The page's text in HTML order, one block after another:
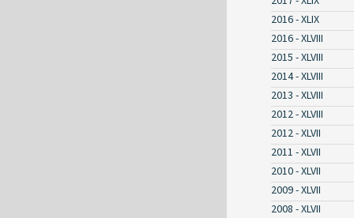
2016 - XLIX
2016 - XLVIII
2015 - XLVIII
2014 - XLVIII
2013 - XLVIII
2012 - XLVIII
2012 - XLVII
2011 - XLVII
2010 - XLVII
2009 - XLVII
2008 - XLVII